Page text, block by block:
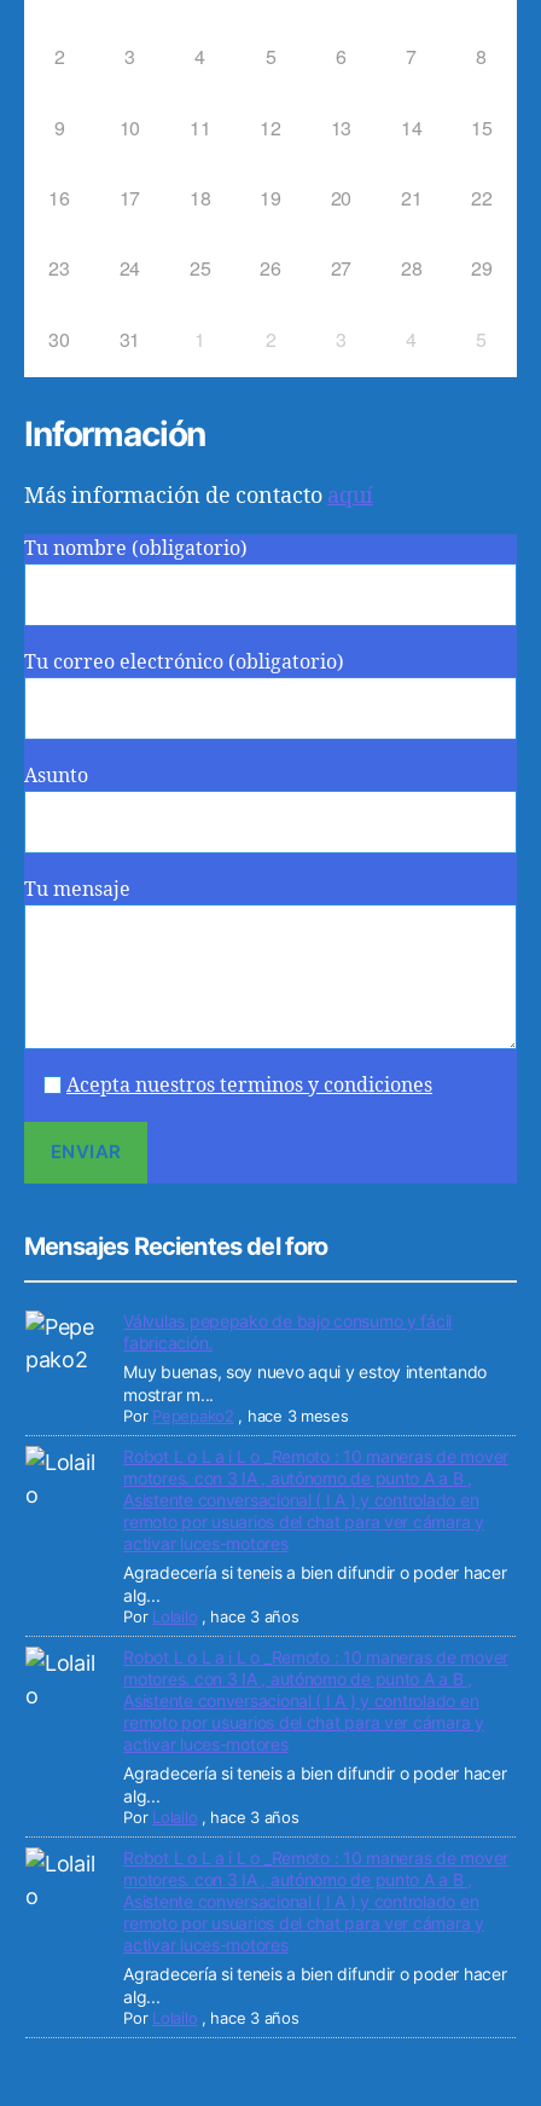
2 3 4 5 6 7 8
9 10 11 12 13 14 15
16 17 18 19 20 21 22
23 24 25 26 27 28 29
30 31 1 2 3 4 5
Información
Más información de contacto aquí
Tu nombre (obligatorio)
Tu correo electrónico (obligatorio)
Asunto
Tu mensaje
Acepta nuestros terminos y condiciones
Mensajes Recientes del foro
Válvulas pepepako de bajo consumo y fácil
fabricación.
Muy buenas, soy nuevo aqui y estoy intentando
mostrar m...
Por Pepepako2 , hace 3 meses
Robot L o L a i L o _Remoto : 10 maneras de mover
motores. con 3 IA , autónomo de punto A a B ,
Asistente conversacional ( I A ) y controlado en
remoto por usuarios del chat para ver cámara y
activar luces-motores
Agradecería si teneis a bien difundir o poder hacer
alg...
Por Lolailo , hace 3 años
Robot L o L a i L o _Remoto : 10 maneras de mover
motores. con 3 IA , autónomo de punto A a B ,
Asistente conversacional ( I A ) y controlado en
remoto por usuarios del chat para ver cámara y
activar luces-motores
Agradecería si teneis a bien difundir o poder hacer
alg...
Por Lolailo , hace 3 años
Robot L o L a i L o _Remoto : 10 maneras de mover
motores. con 3 IA , autónomo de punto A a B ,
Asistente conversacional ( I A ) y controlado en
remoto por usuarios del chat para ver cámara y
activar luces-motores
Agradecería si teneis a bien difundir o poder hacer
alg...
Por Lolailo , hace 3 años